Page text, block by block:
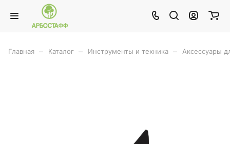
Главная Каталог Инструменты и техника Аксессуары